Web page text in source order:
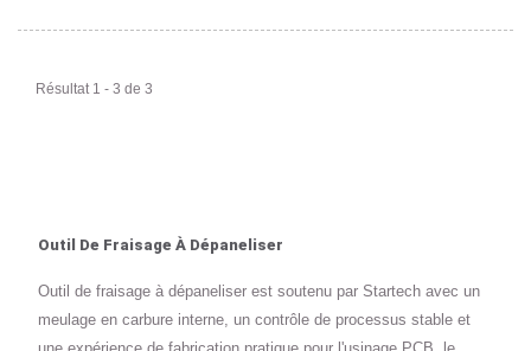
Résultat 1 - 3 de 3
Outil De Fraisage À Dépaneliser
Outil de fraisage à dépaneliser est soutenu par Startech avec un
meulage en carbure interne, un contrôle de processus stable et